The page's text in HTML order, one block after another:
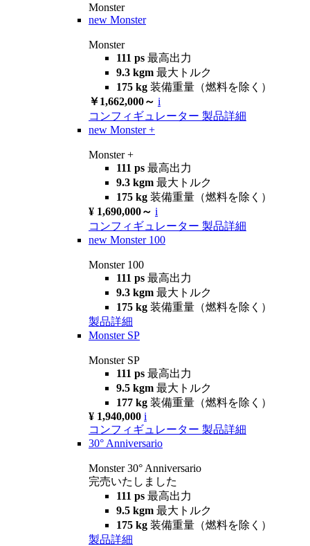
Monster
new Monster
Monster
111 ps 最高出力
9.3 kgm 最大トルク
175 kg 装備重量（燃料を除く）
￥1,662,000～ i
コンフィギュレーター 製品詳細
new Monster +
Monster +
111 ps 最高出力
9.3 kgm 最大トルク
175 kg 装備重量（燃料を除く）
¥ 1,690,000～ i
コンフィギュレーター 製品詳細
new Monster 100
Monster 100
111 ps 最高出力
9.3 kgm 最大トルク
175 kg 装備重量（燃料を除く）
製品詳細
Monster SP
Monster SP
111 ps 最高出力
9.5 kgm 最大トルク
177 kg 装備重量（燃料を除く）
¥ 1,940,000 i
コンフィギュレーター 製品詳細
30° Anniversario
Monster 30° Anniversario
完売いたしました
111 ps 最高出力
9.5 kgm 最大トルク
175 kg 装備重量（燃料を除く）
製品詳細